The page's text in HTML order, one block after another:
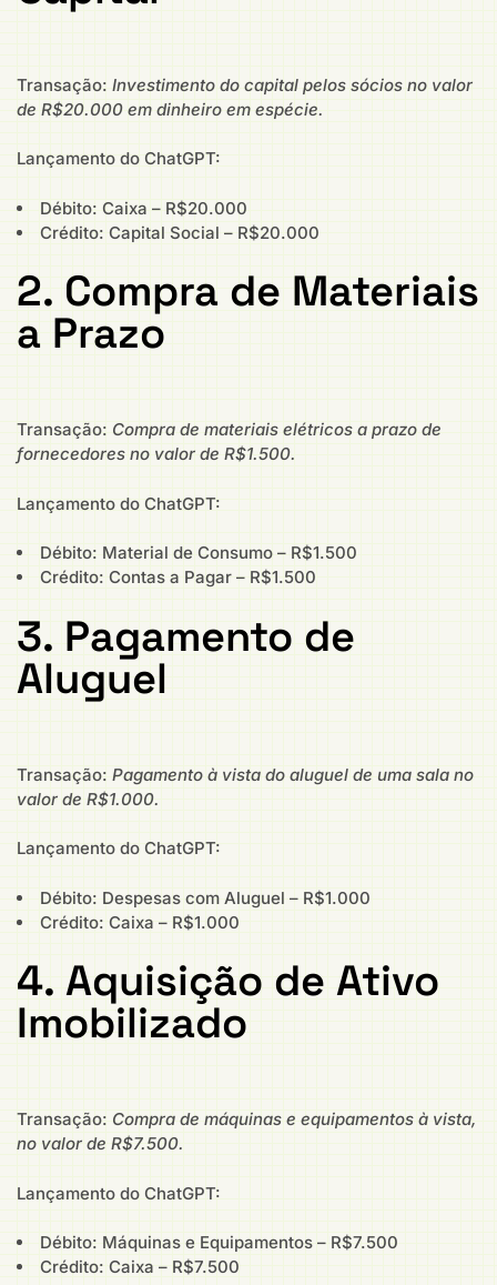
Transação: Investimento do capital pelos sócios no valor
de R$20.000 em dinheiro em espécie.
Lançamento do ChatGPT:
Débito: Caixa – R$20.000
Crédito: Capital Social – R$20.000
2. Compra de Materiais
a Prazo
Transação: Compra de materiais elétricos a prazo de
fornecedores no valor de R$1.500.
Lançamento do ChatGPT:
Débito: Material de Consumo – R$1.500
Crédito: Contas a Pagar – R$1.500
3. Pagamento de
Aluguel
Transação: Pagamento à vista do aluguel de uma sala no
valor de R$1.000.
Lançamento do ChatGPT:
Débito: Despesas com Aluguel – R$1.000
Crédito: Caixa – R$1.000
4. Aquisição de Ativo
Imobilizado
Transação: Compra de máquinas e equipamentos à vista,
no valor de R$7.500.
Lançamento do ChatGPT:
Débito: Máquinas e Equipamentos – R$7.500
Crédito: Caixa – R$7.500